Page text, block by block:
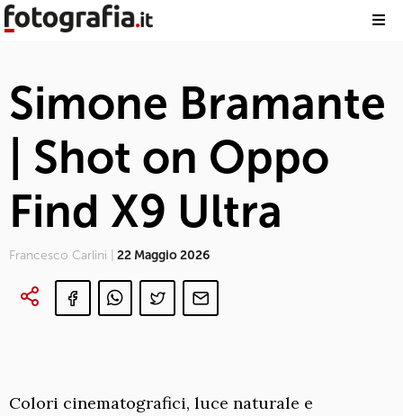
Simone Bramante
| Shot on Oppo
Find X9 Ultra
Francesco Carlini | 22 Maggio 2026
Colori cinematografici, luce naturale e